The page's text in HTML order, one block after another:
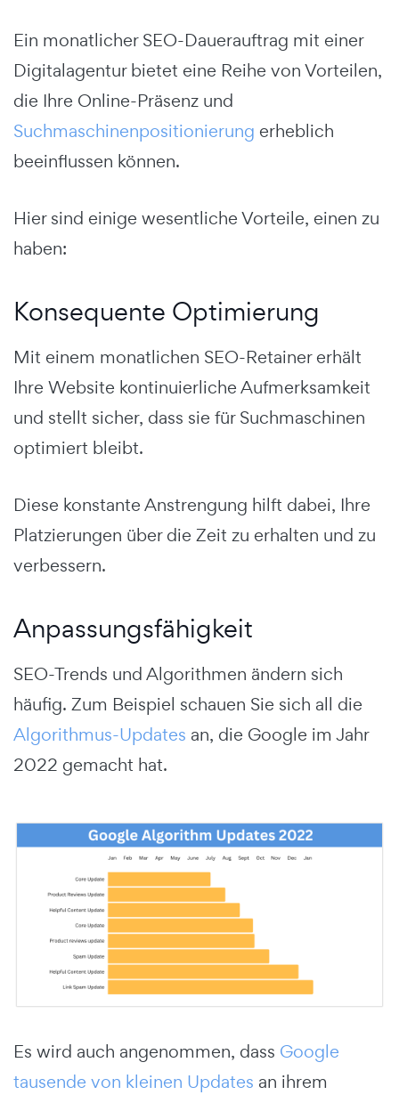
Ein monatlicher SEO-Dauerauftrag mit einer
Digitalagentur bietet eine Reihe von Vorteilen,
die Ihre Online-Präsenz und
Suchmaschinenpositionierung erheblich
beeinflussen können.
Hier sind einige wesentliche Vorteile, einen zu
haben:
Konsequente Optimierung
Mit einem monatlichen SEO-Retainer erhält
Ihre Website kontinuierliche Aufmerksamkeit
und stellt sicher, dass sie für Suchmaschinen
optimiert bleibt.
Diese konstante Anstrengung hilft dabei, Ihre
Platzierungen über die Zeit zu erhalten und zu
verbessern.
Anpassungsfähigkeit
SEO-Trends und Algorithmen ändern sich
häufig. Zum Beispiel schauen Sie sich all die
Algorithmus-Updates an, die Google im Jahr
2022 gemacht hat.
Es wird auch angenommen, dass Google
tausende von kleinen Updates an ihrem